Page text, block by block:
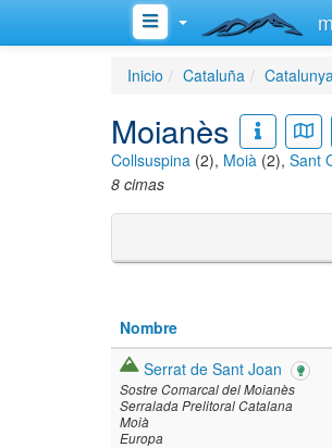
Inicio Cataluña
Moianès
Collsuspina (2), Moià (2), Sant
8 cimas
Nombre
Serrat de Sant Joan
Sostre Comarcal del Moianès
Serralada Prelitoral Catalana
Moià
Europa